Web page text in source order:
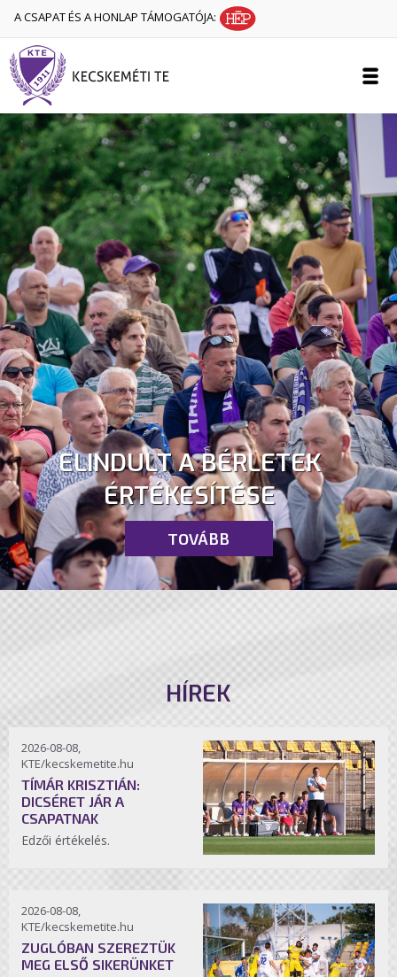
A CSAPAT ÉS A HONLAP TÁMOGATÓJA:
ELINDULT A BÉRLETEK
ÉRTÉKESÍTÉSE
TOVÁBB
HÍREK
2026-08-08,
KTE/kecskemetite.hu
TÍMÁR KRISZTIÁN:
DICSÉRET JÁR A
CSAPATNAK
Edzői értékelés.
2026-08-08,
KTE/kecskemetite.hu
ZUGLÓBAN SZEREZTÜK
MEG ELSŐ SIKERÜNKET